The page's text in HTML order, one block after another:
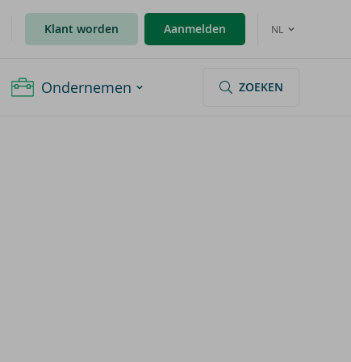
Klant worden Aanmelden NL
Ondernemen ZOEKEN